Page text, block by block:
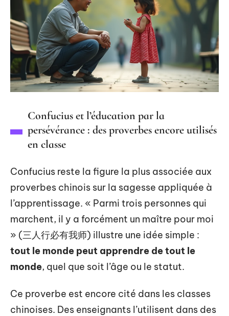
Confucius et l’éducation par la
persévérance : des proverbes encore utilisés
en classe
Confucius reste la figure la plus associée aux
proverbes chinois sur la sagesse appliquée à
l’apprentissage. « Parmi trois personnes qui
marchent, il y a forcément un maître pour moi
» (三人行必有我师) illustre une idée simple :
tout le monde peut apprendre de tout le
monde, quel que soit l’âge ou le statut.
Ce proverbe est encore cité dans les classes
chinoises. Des enseignants l’utilisent dans des